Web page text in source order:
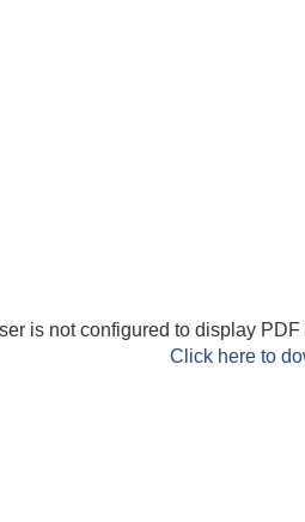
is not configured to display PDF
Click here to